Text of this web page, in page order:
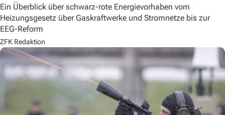
Ein Überblick über schwarz-rote Energievorhaben vom
Heizungsgesetz über Gaskraftwerke und Stromnetze bis zur
EEG-Reform
ZFK Redaktion